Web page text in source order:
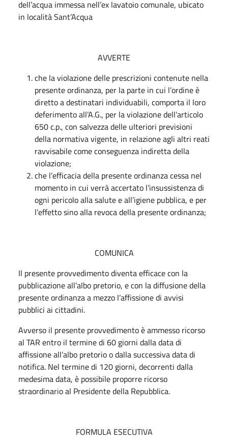
dell’acqua immessa nell’ex lavatoio comunale, ubicato
in località Sant’Acqua
AVVERTE
che la violazione delle prescrizioni contenute nella
presente ordinanza, per la parte in cui l’ordine è
diretto a destinatari individuabili, comporta il loro
deferimento all’A.G., per la violazione dell’articolo
650 c.p., con salvezza delle ulteriori previsioni
della normativa vigente, in relazione agli altri reati
ravvisabile come conseguenza indiretta della
violazione;
che l’efficacia della presente ordinanza cessa nel
momento in cui verrà accertato l’insussistenza di
ogni pericolo alla salute e all’igiene pubblica, e per
l’effetto sino alla revoca della presente ordinanza;
COMUNICA
Il presente provvedimento diventa efficace con la
pubblicazione all’albo pretorio, e con la diffusione della
presente ordinanza a mezzo l’affissione di avvisi
pubblici ai cittadini.
Avverso il presente provvedimento è ammesso ricorso
al TAR entro il termine di 60 giorni dalla data di
affissione all’albo pretorio o dalla successiva data di
notifica. Nel termine di 120 giorni, decorrenti dalla
medesima data, è possibile proporre ricorso
straordinario al Presidente della Repubblica.
FORMULA ESECUTIVA